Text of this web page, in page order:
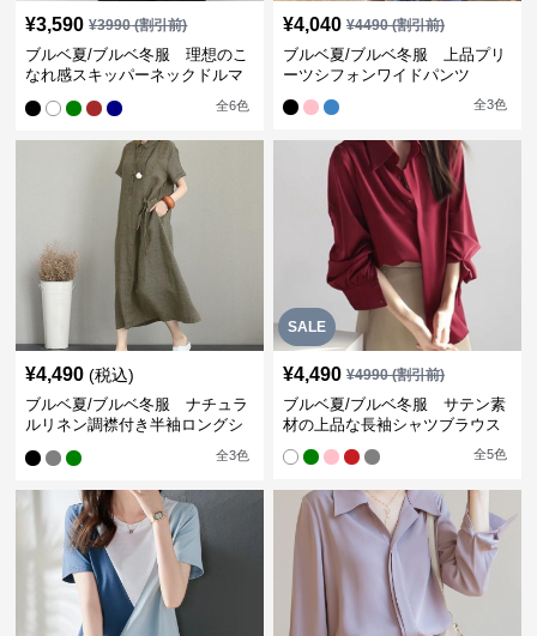
¥3,590 ¥3990(割引前)
ブルベ夏/ブルベ冬服 理想のこ
なれ感スキッパーネックドルマ
全6色
¥4,040 ¥4490(割引前)
ブルベ夏/ブルベ冬服 上品プリ
ーツシフォンワイドパンツ
全3色
¥4,490 (税込)
ブルベ夏/ブルベ冬服 ナチュラ
ルリネン調襟付き半袖ロングシ
全3色
SALE
¥4,490 ¥4990(割引前)
ブルベ夏/ブルベ冬服 サテン素
材の上品な長袖シャツブラウス
全5色